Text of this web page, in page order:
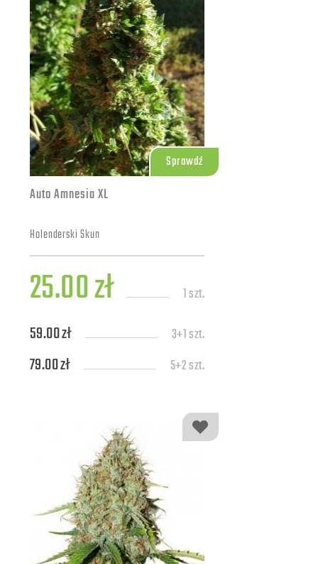
Sprawdź
Auto Amnesia XL
Holenderski Skun
25.00 zł 1 szt.
59.00 zł 3+1 szt.
79.00 zł 5+2 szt.
25+7 szt.
1109.00 zł 100+20 szt.